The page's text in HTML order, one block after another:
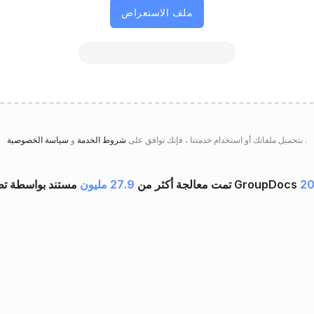
ملف الاستعراض
بتحميل ملفاتك أو استخدام خدمتنا ، فإنك توافق على شروط الخدمة و .
تمت معالجة أكثر من 27.9 مليون